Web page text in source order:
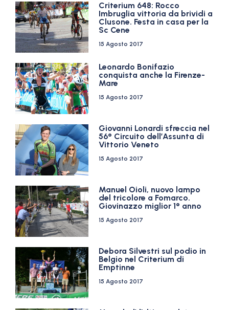
Criterium 648: Rocco
Imbruglia vittoria da brividi a
Clusone. Festa in casa per la
Sc Cene
15 Agosto 2017
Leonardo Bonifazio
conquista anche la Firenze-
Mare
15 Agosto 2017
Giovanni Lonardi sfreccia nel
56° Circuito dell’Assunta di
Vittorio Veneto
15 Agosto 2017
Manuel Oioli, nuovo lampo
del tricolore a Fomarco.
Giovinazzo miglior 1° anno
15 Agosto 2017
Debora Silvestri sul podio in
Belgio nel Criterium di
Emptinne
15 Agosto 2017